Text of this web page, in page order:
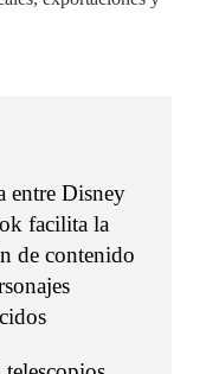
entre Disney
facilita la
de contenido